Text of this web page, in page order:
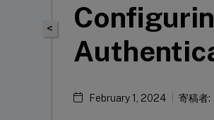
<
February 1, 2024 寄稿者: